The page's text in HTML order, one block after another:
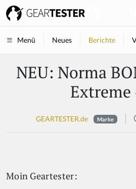
Menü Neues Berichte
NEU: Norma
Extreme
GEARTESTER.de Marke
Moin Geartester: